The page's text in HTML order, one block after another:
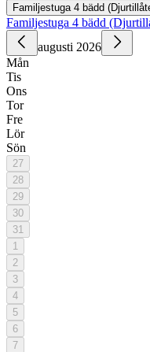
Familjestuga 4 bädd
Familjestuga 4 bädd
augusti 2026
Mån
Tis
Ons
Tor
Fre
Lör
Sön
27
28
29
30
31
1
2
3
4
5
6
7